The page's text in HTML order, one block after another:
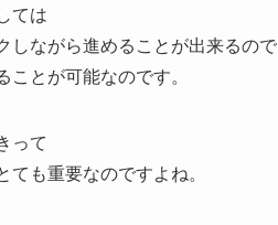
ては
しながら進めることが出来るので
とが可能なのです。
って
ても重要なのですよね。